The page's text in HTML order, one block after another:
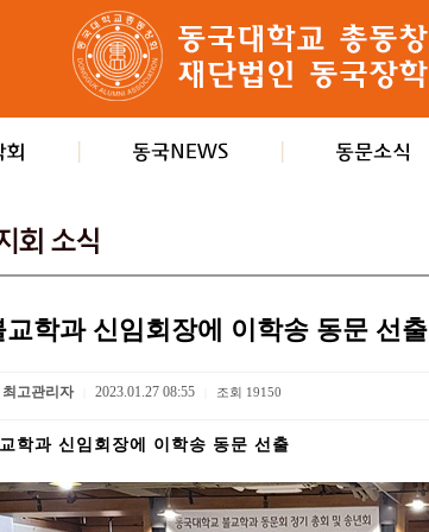
교학과 신임회장에 이학송 동문 선출
최고관리자 2023.01.27 08:55 조회 19150
학과 신임회장에 이학송 동문 선출